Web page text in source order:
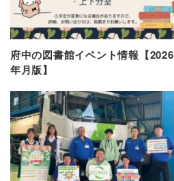
府中の図書館イベント情報【2026
年月版】